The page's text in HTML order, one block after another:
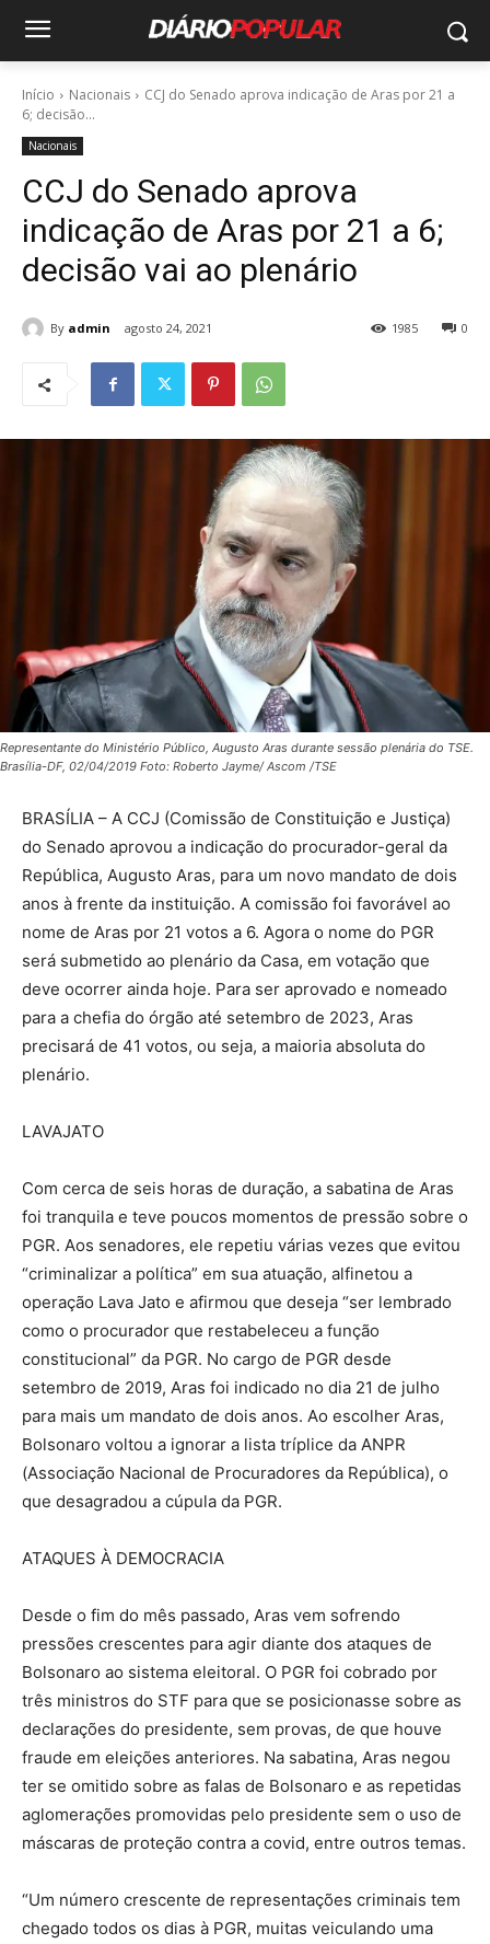
Início Nacionais
CCJ do Senado aprova indicação de Aras por 21 a
6; decisão...
Nacionais
CCJ do Senado aprova
indicação de Aras por 21 a 6;
decisão vai ao plenário
By admin agosto 24, 2021 0
1985
Representante do Ministério Público, Augusto Aras durante sessão plenária do TSE.
Brasília-DF, 02/04/2019 Foto: Roberto Jayme/ Ascom /TSE
BRASÍLIA – A CCJ (Comissão de Constituição e Justiça)
do Senado aprovou a indicação do procurador-geral da
República, Augusto Aras, para um novo mandato de dois
anos à frente da instituição. A comissão foi favorável ao
nome de Aras por 21 votos a 6. Agora o nome do PGR
será submetido ao plenário da Casa, em votação que
deve ocorrer ainda hoje. Para ser aprovado e nomeado
para a chefia do órgão até setembro de 2023, Aras
precisará de 41 votos, ou seja, a maioria absoluta do
plenário.
LAVAJATO
Com cerca de seis horas de duração, a sabatina de Aras
foi tranquila e teve poucos momentos de pressão sobre o
PGR. Aos senadores, ele repetiu várias vezes que evitou
“criminalizar a política” em sua atuação, alfinetou a
operação Lava Jato e afirmou que deseja “ser lembrado
como o procurador que restabeleceu a função
constitucional” da PGR. No cargo de PGR desde
setembro de 2019, Aras foi indicado no dia 21 de julho
para mais um mandato de dois anos. Ao escolher Aras,
Bolsonaro voltou a ignorar a lista tríplice da ANPR
(Associação Nacional de Procuradores da República), o
que desagradou a cúpula da PGR.
ATAQUES À DEMOCRACIA
Desde o fim do mês passado, Aras vem sofrendo
pressões crescentes para agir diante dos ataques de
Bolsonaro ao sistema eleitoral. O PGR foi cobrado por
três ministros do STF para que se posicionasse sobre as
declarações do presidente, sem provas, de que houve
fraude em eleições anteriores. Na sabatina, Aras negou
ter se omitido sobre as falas de Bolsonaro e as repetidas
aglomerações promovidas pelo presidente sem o uso de
máscaras de proteção contra a covid, entre outros temas.
“Um número crescente de representações criminais tem
chegado todos os dias à PGR, muitas veiculando uma